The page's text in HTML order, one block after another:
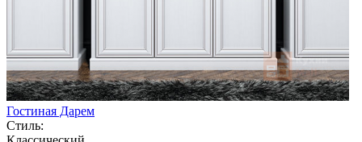
Гостиная Дарем
Стиль: